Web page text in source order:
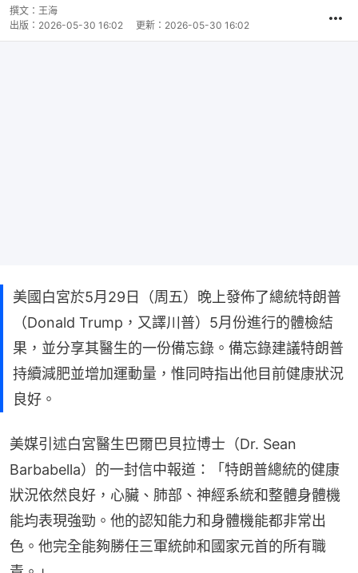
撰文： 王海
出版： 2026-05-30 16:02 更新： 2026-05-30 16:02
美國白宮於5月29日（周五）晚上發佈了總統特朗普
（Donald Trump，又譯川普）5月份進行的體檢結
果，並分享其醫生的一份備忘錄。備忘錄建議特朗普
持續減肥並增加運動量，惟同時指出他目前健康狀況
良好。
美媒引述白宮醫生巴爾巴貝拉博士（Dr. Sean
Barbabella）的一封信中報道：「特朗普總統的健康
狀況依然良好，心臟、肺部、神經系統和整體身體機
能均表現強勁。他的認知能力和身體機能都非常出
色。他完全能夠勝任三軍統帥和國家元首的所有職